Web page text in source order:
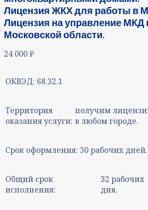
Лицензия ЖКХ для работы в
Лицензия на управление МКД
Московской области.
24 000₽
ОКВЭД: 68.32.1
Территория
оказания услуги:
получим
в любом городе.
Срок оформления: 30 рабочих дней.
Общий срок
исполнения:
32 рабочих
дня.